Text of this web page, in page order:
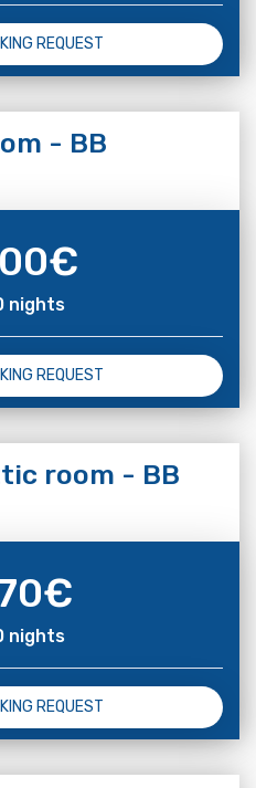
REQUEST
- BB
€
nights
REQUEST
room - BB
€
nights
REQUEST